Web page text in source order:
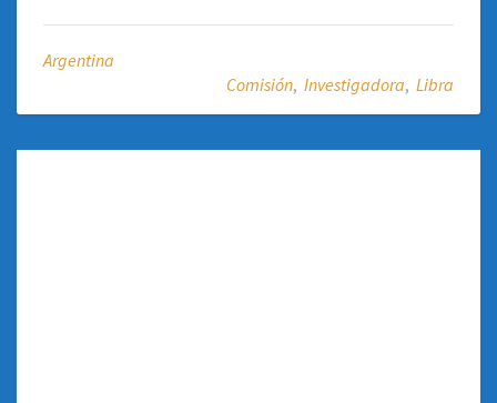
Argentina
Comisión, Investigadora, Libra